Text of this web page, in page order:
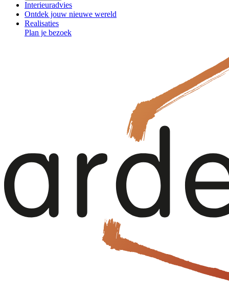
Interieuradvies
Ontdek jouw nieuwe wereld
Realisaties
Plan je bezoek